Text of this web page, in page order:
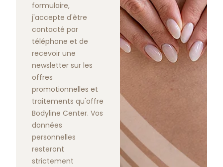
formulaire,
j'accepte d'être
contacté par
téléphone et de
recevoir une
newsletter sur les
offres
promotionnelles et
traitements qu'offre
Bodyline Center. Vos
données
personnelles
resteront
strictement